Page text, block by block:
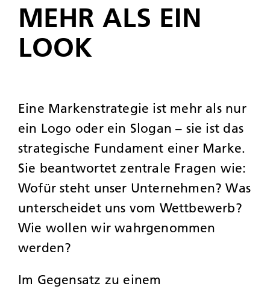
MEHR ALS EIN
LOOK
Eine Markenstrategie ist mehr als nur
ein Logo oder ein Slogan – sie ist das
strategische Fundament einer Marke.
Sie beantwortet zentrale Fragen wie:
Wofür steht unser Unternehmen? Was
unterscheidet uns vom Wettbewerb?
Wie wollen wir wahrgenommen
werden?
Im Gegensatz zu einem